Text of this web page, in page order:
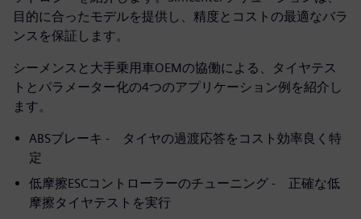
目的に合ったモデルを提供し、精度とコストの最適なバラ
ンスを保証します。
シーメンスと大手乗用車OEMの協働による、タイヤテス
トとパラメーター化の4つのアプリケーション例を紹介し
ます。
ABSブレーキ - タイヤの過渡応答をコスト効率良く特
定
低摩擦ESCコントローラーのチューニング - 正確な低
摩擦タイヤテストを実行